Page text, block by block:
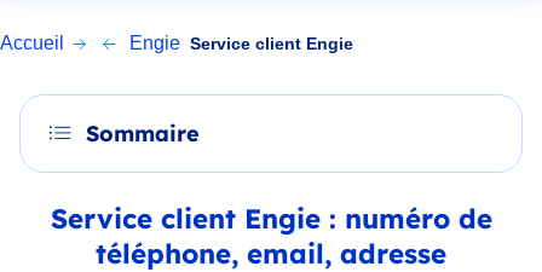
Accueil Engie Service client Engie
Sommaire
Service client Engie : numéro de
téléphone, email, adresse